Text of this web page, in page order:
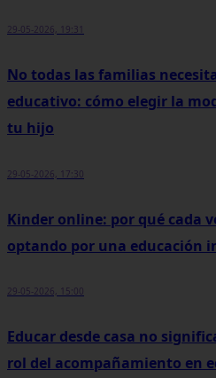
29-05-2026, 19:31
No todas las familias
educativo: cómo elegir la
tu hijo
29-05-2026, 17:30
Kinder online: por qué cada
optando por una educación
29-05-2026, 15:00
Educar desde casa no
rol del acompañamiento en